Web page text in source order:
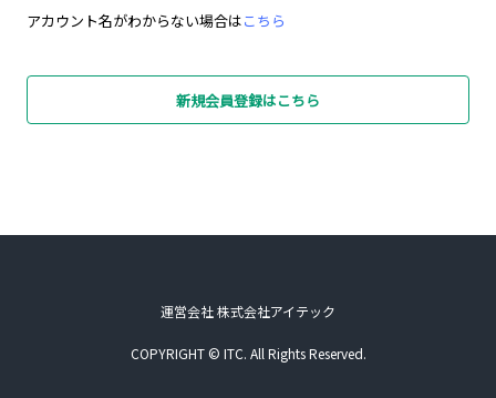
アカウント名がわからない場合はこちら
新規会員登録はこちら
運営会社 株式会社アイテック
COPYRIGHT © ITC. All Rights Reserved.